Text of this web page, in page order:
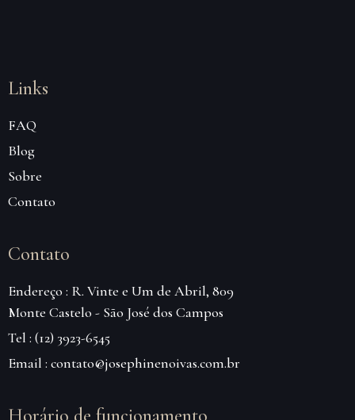
Links
FAQ
Blog
Sobre
Contato
Contato
Endereço : R. Vinte e Um de Abril, 809
Monte Castelo - São José dos Campos
Tel : (12) 3923-6545
Email : contato@josephinenoivas.com.br